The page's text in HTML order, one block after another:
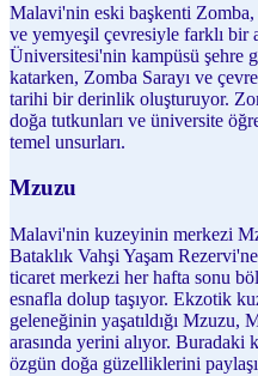
Malavi'nin eski başkenti Zomba,
ve yemyeşil çevresiyle farklı bir
Üniversitesi'nin kampüsü şehre
katarken, Zomba Sarayı ve
tarihi bir derinlik oluşturuyor.
doğa tutkunları ve üniversite
temel unsurları.
Mzuzu
Malavi'nin kuzeyinin merkezi
Bataklık Vahşi Yaşam
ticaret merkezi her hafta sonu
esnafla dolup taşıyor. Ekzotik
geleneğinin yaşatıldığı Mzuzu,
arasında yerini alıyor.
özgün doğa güzelliklerini